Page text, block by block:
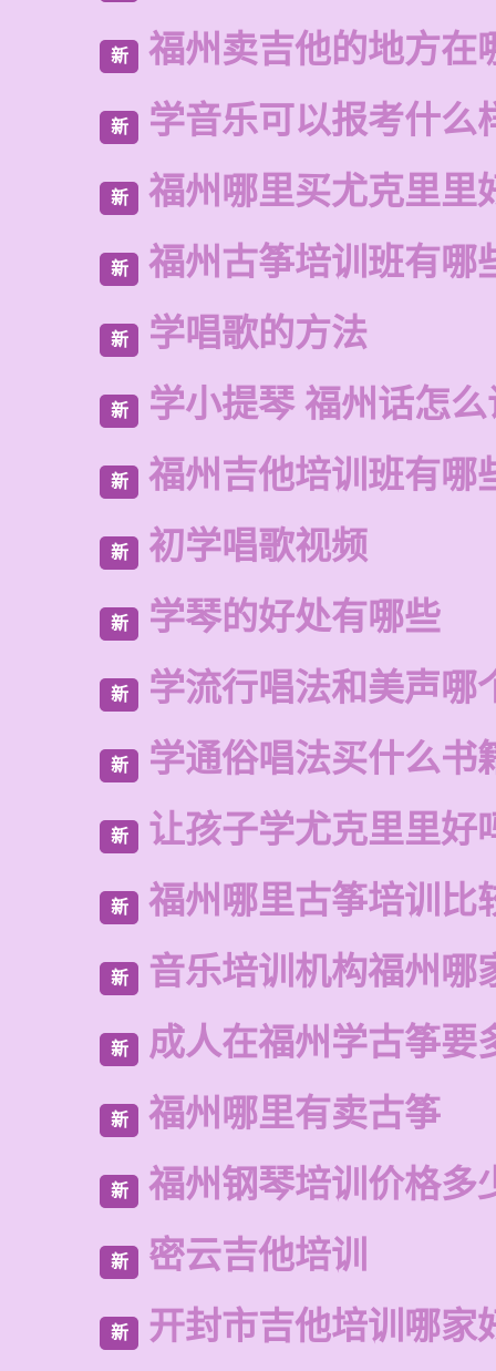
新 福州卖吉他的地方在
新 学音乐可以报考什么
新 福州哪里买尤克里里
新 福州古筝培训班有哪
新 学唱歌的方法
新 学小提琴 福州话怎
新 福州吉他培训班有哪
新 初学唱歌视频
新 学琴的好处有哪些
新 学流行唱法和美声哪
新 学通俗唱法买什么书
新 让孩子学尤克里里好
新 福州哪里古筝培训比
新 音乐培训机构福州哪
新 成人在福州学古筝要
新 福州哪里有卖古筝
新 福州钢琴培训价格多
新 密云吉他培训
新 开封市吉他培训哪家